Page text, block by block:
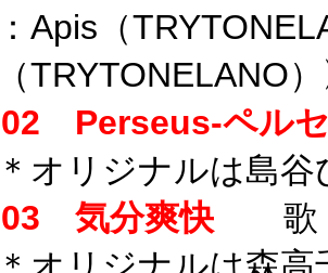
Apis（
TRYTONELANO
Perseus-ペル
オリジナルは島谷
気分爽快 歌